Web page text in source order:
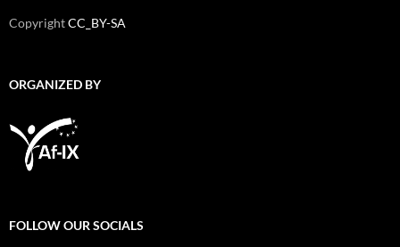
CopyrightCC_BY-SA
ORGANIZED BY
FOLLOW OUR SOCIALS